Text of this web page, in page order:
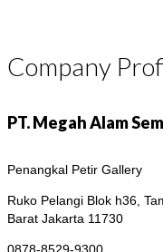
Company
PT. Megah Alam
Penangkal Petir Gallery
Ruko Pelangi Blok h36,
Barat Jakarta 11730